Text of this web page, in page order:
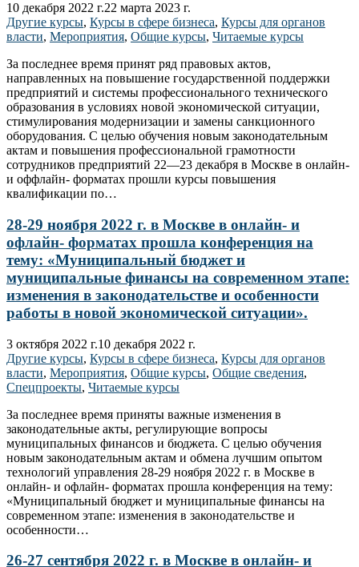
10 декабря 2022 г.22 марта 2023 г.
Другие курсы, Курсы в сфере бизнеса, Курсы для органов
власти, Мероприятия, Общие курсы, Читаемые курсы
За последнее время принят ряд правовых актов,
направленных на повышение государственной поддержки
предприятий и системы профессионального технического
образования в условиях новой экономической ситуации,
стимулирования модернизации и замены санкционного
оборудования. С целью обучения новым законодательным
актам и повышения профессиональной грамотности
сотрудников предприятий 22—23 декабря в Москве в онлайн-
и оффлайн- форматах прошли курсы повышения
квалификации по…
28-29 ноября 2022 г. в Москве в онлайн- и
офлайн- форматах прошла конференция на
тему: «Муниципальный бюджет и
муниципальные финансы на современном этапе:
изменения в законодательстве и особенности
работы в новой экономической ситуации».
3 октября 2022 г.10 декабря 2022 г.
Другие курсы, Курсы в сфере бизнеса, Курсы для органов
власти, Мероприятия, Общие курсы, Общие сведения,
Спецпроекты, Читаемые курсы
За последнее время приняты важные изменения в
законодательные акты, регулирующие вопросы
муниципальных финансов и бюджета. С целью обучения
новым законодательным актам и обмена лучшим опытом
технологий управления 28-29 ноября 2022 г. в Москве в
онлайн- и офлайн- форматах прошла конференция на тему:
«Муниципальный бюджет и муниципальные финансы на
современном этапе: изменения в законодательстве и
особенности…
26-27 сентября 2022 г. в Москве в онлайн- и